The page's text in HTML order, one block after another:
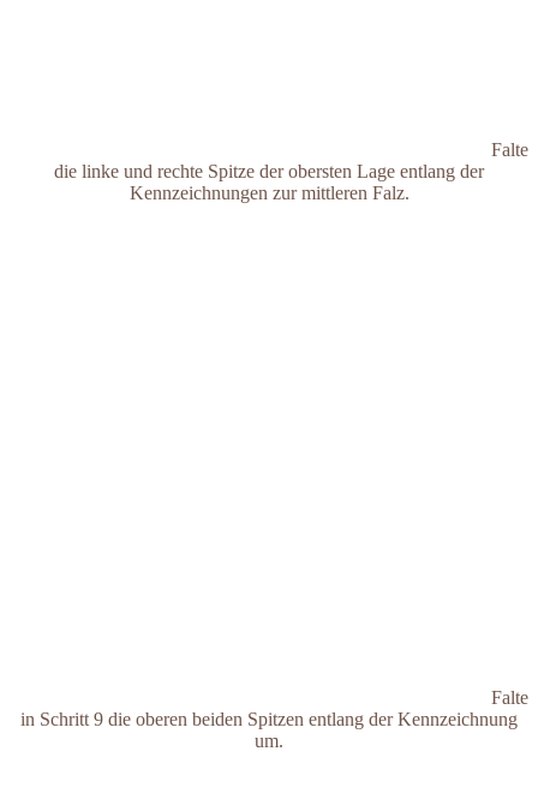
Falte
die linke und rechte Spitze der obersten Lage entlang der
Kennzeichnungen zur mittleren Falz.
Falte
in Schritt 9 die oberen beiden Spitzen entlang der Kennzeichnung
um.